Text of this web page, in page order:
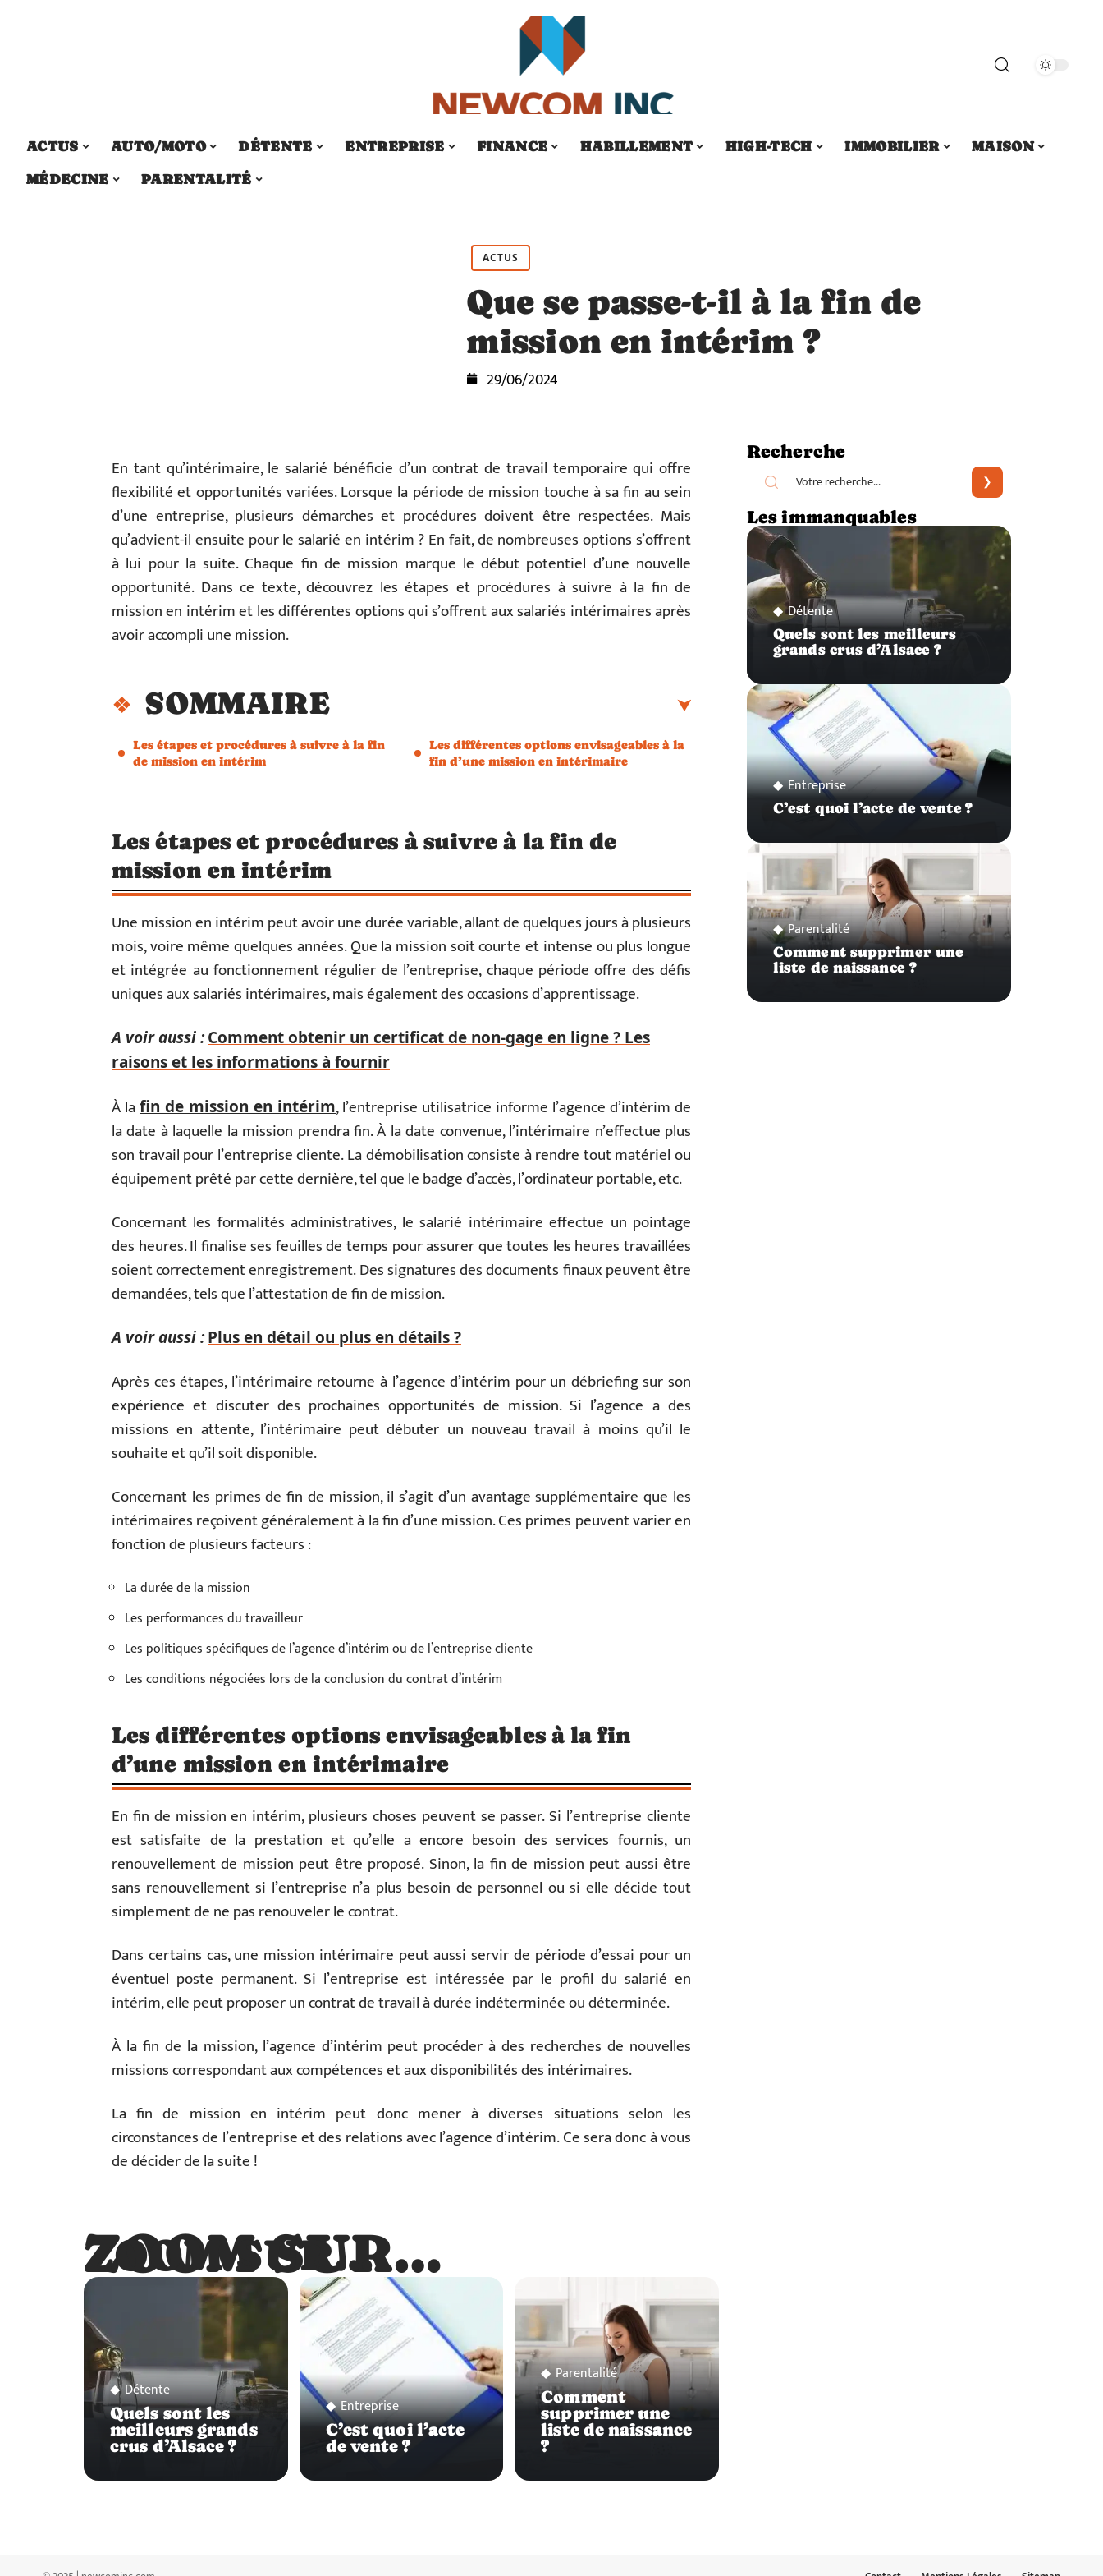
ACTUS AUTO/MOTO DÉTENTE ENTREPRISE FINANCE HABILLEMENT HIGH-TECH IMMOBILIER
MAISON
MÉDECINE
PARENTALITÉ
ACTUS
Que se passe-t-il à la fin de
mission en intérim ?
29/06/2024
En tant qu’intérimaire, le salarié bénéficie d’un contrat de travail temporaire qui offre
flexibilité et opportunités variées. Lorsque la période de mission touche à sa fin au sein
d’une entreprise, plusieurs démarches et procédures doivent être respectées. Mais
qu’advient-il ensuite pour le salarié en intérim ? En fait, de nombreuses options s’offrent
à lui pour la suite. Chaque fin de mission marque le début potentiel d’une nouvelle
opportunité. Dans ce texte, découvrez les étapes et procédures à suivre à la fin de
mission en intérim et les différentes options qui s’offrent aux salariés intérimaires après
avoir accompli une mission.
SOMMAIRE
Les étapes et procédures à suivre à la fin
de mission en intérim
Les différentes options envisageables à la
fin d’une mission en intérimaire
Les étapes et procédures à suivre à la fin de
mission en intérim
Une mission en intérim peut avoir une durée variable, allant de quelques jours à plusieurs
mois, voire même quelques années. Que la mission soit courte et intense ou plus longue
et intégrée au fonctionnement régulier de l’entreprise, chaque période offre des défis
uniques aux salariés intérimaires, mais également des occasions d’apprentissage.
A voir aussi :Comment obtenir un certificat de non-gage en ligne ? Les
raisons et les informations à fournir
À lafin de mission en intérim, l’entreprise utilisatrice informe l’agence d’intérim de
la date à laquelle la mission prendra fin. À la date convenue, l’intérimaire n’effectue plus
son travail pour l’entreprise cliente. La démobilisation consiste à rendre tout matériel ou
équipement prêté par cette dernière, tel que le badge d’accès, l’ordinateur portable, etc.
Concernant les formalités administratives, le salarié intérimaire effectue un pointage
des heures. Il finalise ses feuilles de temps pour assurer que toutes les heures travaillées
soient correctement enregistrement. Des signatures des documents finaux peuvent être
demandées, tels que l’attestation de fin de mission.
A voir aussi :Plus en détail ou plus en détails ?
Après ces étapes, l’intérimaire retourne à l’agence d’intérim pour un débriefing sur son
expérience et discuter des prochaines opportunités de mission. Si l’agence a des
missions en attente, l’intérimaire peut débuter un nouveau travail à moins qu’il le
souhaite et qu’il soit disponible.
Concernant les primes de fin de mission, il s’agit d’un avantage supplémentaire que les
intérimaires reçoivent généralement à la fin d’une mission. Ces primes peuvent varier en
fonction de plusieurs facteurs :
La durée de la mission
Les performances du travailleur
Les politiques spécifiques de l’agence d’intérim ou de l’entreprise cliente
Les conditions négociées lors de la conclusion du contrat d’intérim
Les différentes options envisageables à la fin
d’une mission en intérimaire
En fin de mission en intérim, plusieurs choses peuvent se passer. Si l’entreprise cliente
est satisfaite de la prestation et qu’elle a encore besoin des services fournis, un
renouvellement de mission peut être proposé. Sinon, la fin de mission peut aussi être
sans renouvellement si l’entreprise n’a plus besoin de personnel ou si elle décide tout
simplement de ne pas renouveler le contrat.
Dans certains cas, une mission intérimaire peut aussi servir de période d’essai pour un
éventuel poste permanent. Si l’entreprise est intéressée par le profil du salarié en
intérim, elle peut proposer un contrat de travail à durée indéterminée ou déterminée.
À la fin de la mission, l’agence d’intérim peut procéder à des recherches de nouvelles
missions correspondant aux compétences et aux disponibilités des intérimaires.
La fin de mission en intérim peut donc mener à diverses situations selon les
circonstances de l’entreprise et des relations avec l’agence d’intérim. Ce sera donc à vous
de décider de la suite !
ZOOM SUR…
ZOOM SUR…
Détente
Quels sont les
meilleurs grands
crus d’Alsace ?
Entreprise
C’est quoi l’acte
de vente ?
Parentalité
Comment
supprimer une
liste de naissance
?
Recherche
Les immanquables
Détente
Quels sont les meilleurs
grands crus d’Alsace ?
Entreprise
C’est quoi l’acte de vente ?
Parentalité
Comment supprimer une
liste de naissance ?